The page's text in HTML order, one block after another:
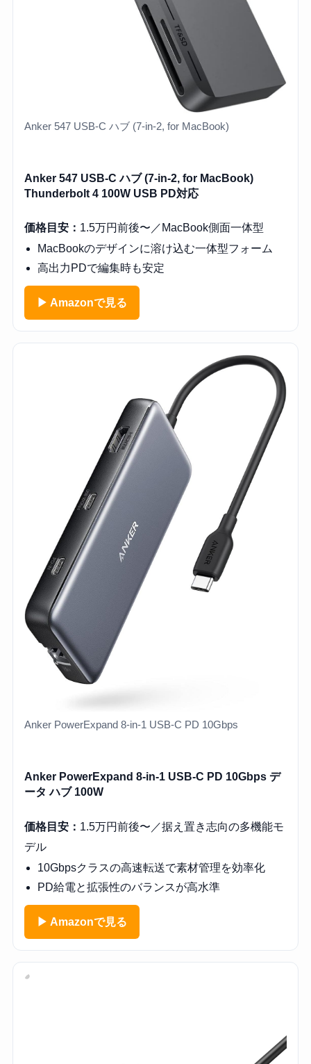
Anker 547 USB-C ハブ (7-in-2, for MacBook)
Anker 547 USB-C ハブ (7-in-2, for MacBook)
Thunderbolt 4 100W USB PD対応
価格目安： 1.5万円前後〜／MacBook側面一体型
MacBookのデザインに溶け込む一体型フォーム
高出力PDで編集時も安定
▶ Amazonで見る
Anker PowerExpand 8-in-1 USB-C PD 10Gbps
Anker PowerExpand 8-in-1 USB-C PD 10Gbps デ
ータ ハブ 100W
価格目安： 1.5万円前後〜／据え置き志向の多機能モ
デル
10Gbpsクラスの高速転送で素材管理を効率化
PD給電と拡張性のバランスが高水準
▶ Amazonで見る